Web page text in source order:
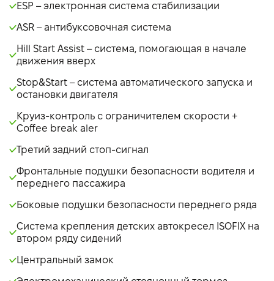
ESP – электронная система стабилизации
ASR – антибуксовочная система
Hill Start Assist – система, помогающая в начале
движения вверх
Stop&Start – система автоматического запуска и
остановки двигателя
Круиз-контроль с ограничителем скорости +
Coffee break aler
Третий задний стоп-сигнал
Фронтальные подушки безопасности водителя и
переднего пассажира
Боковые подушки безопасности переднего ряда
Система крепления детских автокресел ISOFIX на
втором ряду сидений
Центральный замок